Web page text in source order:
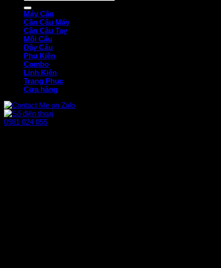
kiếm:
Máy Câu
Cần Câu Máy
Cần Câu Tay
Mồi Câu
Dây Câu
Phụ Kiện
Combo
Linh Kiện
Trang Phục
Cửa hàng
0981 024 055